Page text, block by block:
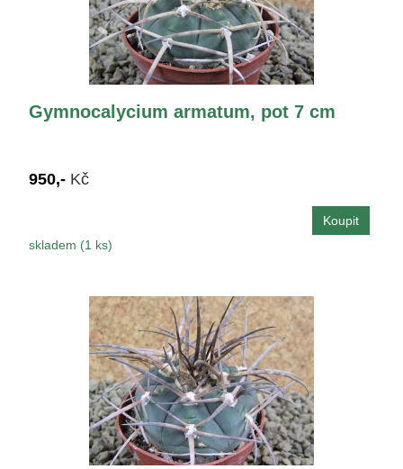
Gymnocalycium armatum, pot 7 cm
950,- Kč
skladem (1 ks)